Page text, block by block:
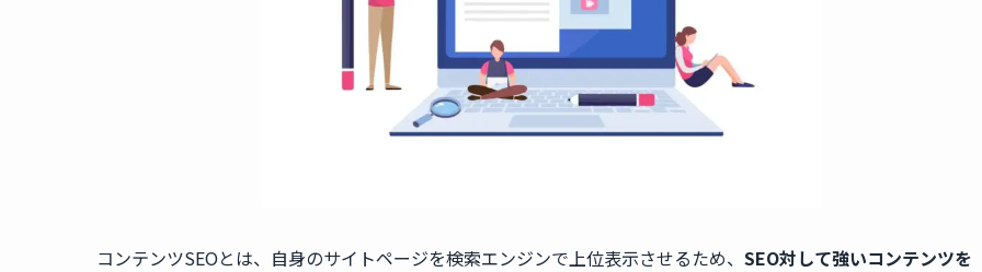
コンテンツSEOとは、自身のサイトページを検索エンジンで上位表示させるため、 SEO対して強いコンテンツを